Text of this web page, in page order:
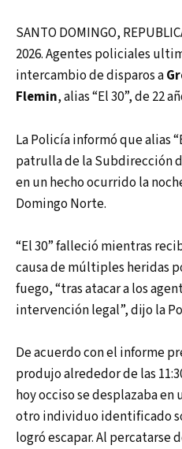
SANTO DOMINGO,
2026. Agentes policiales
intercambio de disparos a
Flemin, alias “El 30”, de 22
La Policía informó que alias
patrulla de la Subdirección
en un hecho ocurrido la
Domingo Norte.
“El 30” falleció mientras
causa de múltiples heridas
fuego, “tras atacar a los
intervención legal”, dijo la
De acuerdo con el informe
produjo alrededor de las
hoy occiso se desplazaba
otro individuo identificado
logró escapar. Al percatarse